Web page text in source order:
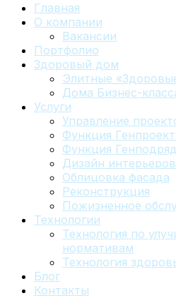
Главная
О компании
Вакансии
Портфолио
Здоровый дом
Элитные
Дома Бизнес-
Услуги
Управление
Функция
Функция
Дизайн
Облицовка фасада
Реконструкция
Пожизненное
Технологии
Технология по
нормативам
Технология
Блог
Контакты